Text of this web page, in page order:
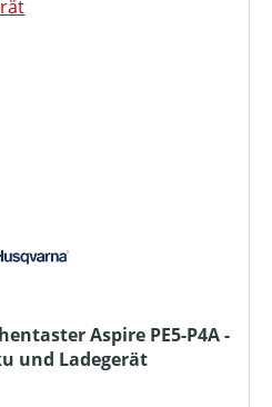
Aspire PE5-P4A -
und Ladegerät